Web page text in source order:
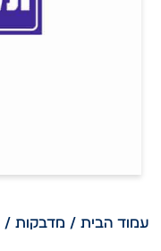
עמוד הבית/ מדבקות/